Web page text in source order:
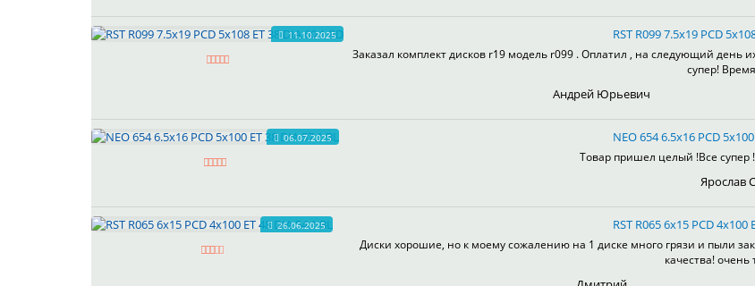
11.10.2025 RST R099 7.5x19 PCD
Заказал комплект дисков r19 модель r099 . Оплатил , на следующий день
супер!
Андрей Юрьевич
06.07.2025 NEO 654 6.5x16 PCD
Товар пришел целый !Все супер
Ярослав
26.06.2025 RST R065 6x15 PCD 4x100
Диски хорошие, но к моему сожалению на 1 диске много грязи и пыли
качества! очень